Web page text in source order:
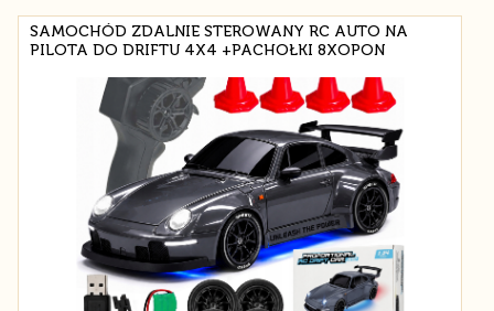
SAMOCHÓD ZDALNIE STEROWANY RC AUTO NA
PILOTA DO DRIFTU 4X4 +PACHOŁKI 8XOPON